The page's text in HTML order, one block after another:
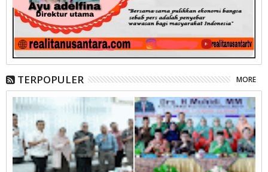
TERPOPULER MORE